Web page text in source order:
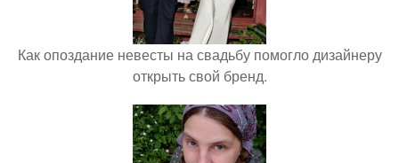
Как опоздание невесты на свадьбу помогло дизайнеру
открыть свой бренд.